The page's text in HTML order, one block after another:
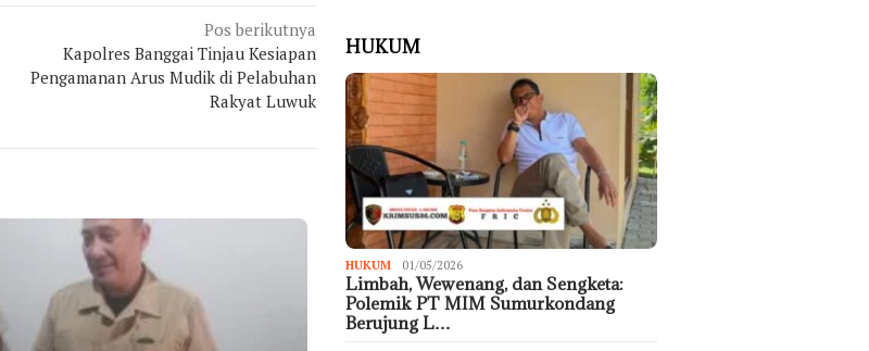
Pos berikutnya
Kapolres Banggai Tinjau Kesiapan
Pengamanan Arus Mudik di Pelabuhan
Rakyat Luwuk
HUKUM
HUKUM 01/05/2026
Limbah, Wewenang, dan Sengketa:
Polemik PT MIM Sumurkondang
Berujung L…